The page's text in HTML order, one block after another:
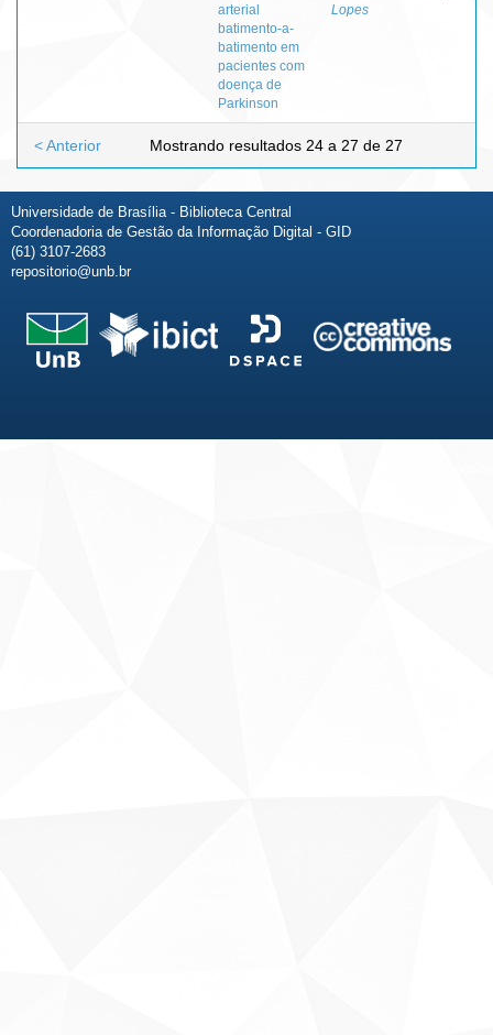
arterial
batimento-a-
batimento em
pacientes com
doença de
Parkinson
Lopes
Mostrando resultados 24 a 27 de 27
< Anterior
Universidade de Brasília - Biblioteca Central
Coordenadoria de Gestão da Informação Digital - GID
(61) 3107-2683
repositorio@unb.br